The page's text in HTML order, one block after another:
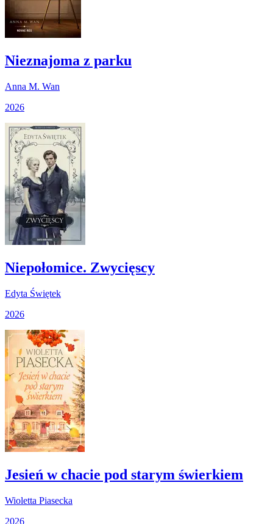
Nieznajoma z parku
Anna M. Wan
2026
Niepołomice. Zwycięscy
Edyta Świętek
2026
Jesień w chacie pod starym świerkiem
Wioletta Piasecka
2026